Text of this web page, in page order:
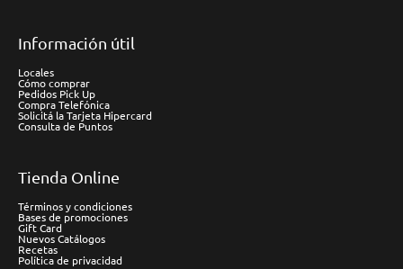
Información útil
Locales
Cómo comprar
Pedidos Pick Up
Compra Telefónica
Solicitá la Tarjeta Hipercard
Consulta de Puntos
Tienda Online
Términos y condiciones
Bases de promociones
Gift Card
Nuevos Catálogos
Recetas
Política de privacidad